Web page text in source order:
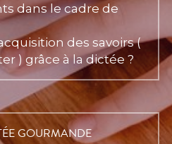
dans le cadre de
des savoirs (
) grâce à la dictée ?
GOURMANDE